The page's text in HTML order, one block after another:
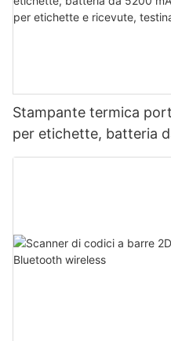
Stampante termica
per etichette, batteria
doppia modalità per